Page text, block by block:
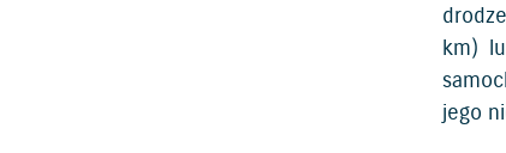
km)
jego